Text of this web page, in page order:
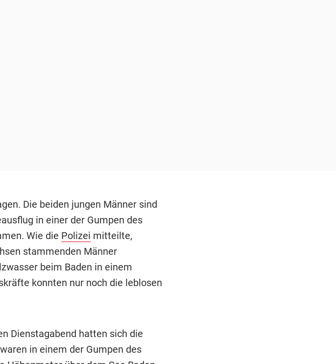
Die beiden jungen Männer sind
in einer der Gumpen des
Wie die Polizei mitteilte,
stammenden Männer
beim Baden in einem
konnten nur noch die leblosen
Dienstagabend hatten sich die
in einem der Gumpen des